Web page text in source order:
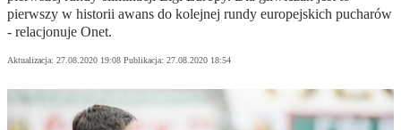
pierwszy w historii awans do kolejnej rundy europejskich pucharów
- relacjonuje Onet.
Aktualizacja: 27.08.2020 19:08 Publikacja: 27.08.2020 18:54